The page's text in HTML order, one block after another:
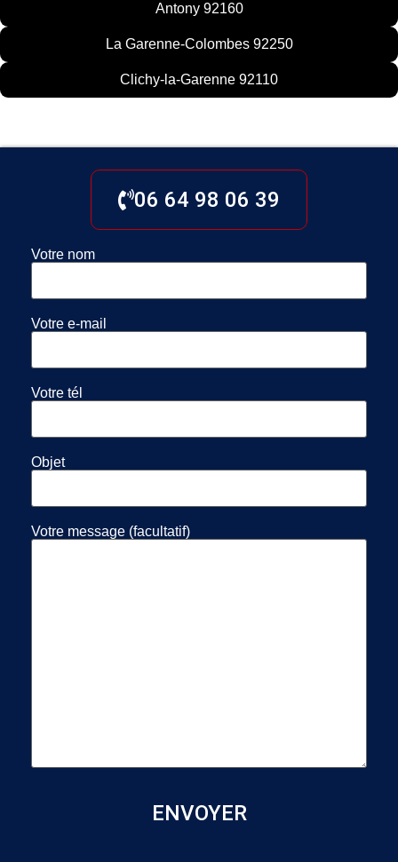
Antony 92160
La Garenne-Colombes 92250
Clichy-la-Garenne 92110
06 64 98 06 39
Votre nom
Votre e-mail
Votre tél
Objet
Votre message (facultatif)